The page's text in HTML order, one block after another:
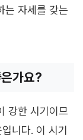
는 자세를 갖는
가요?
강한 시기이므
니다. 이 시기